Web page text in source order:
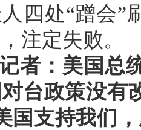
四处“蹭会”
注定失败。
者：美国总
台政策没有
国支持我们